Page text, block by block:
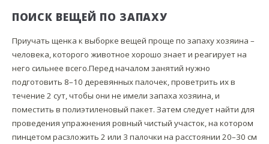
ПОИСК ВЕЩЕЙ ПО ЗАПАХУ
Приучать щенка к выборке вещей проще по запаху хозяина –
человека, которого животное хорошо знает и реагирует на
него сильнее всего.Перед началом занятий нужно
подготовить 8–10 деревянных палочек, проветрить их в
течение 2 сут, чтобы они не имели запаха хозяина, и
поместить в полиэтиленовый пакет. Затем следует найти для
проведения упражнения ровный чистый участок, на котором
пинцетом расзложить 2 или 3 палочки на расстоянии 20–30 см